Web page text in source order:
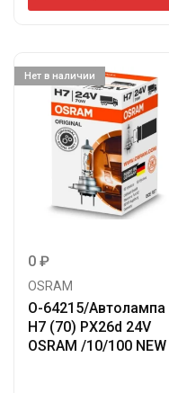
Нет в наличии
0 ₽
OSRAM
O-64215/Автолампа
H7 (70) PX26d 24V
OSRAM /10/100 NEW